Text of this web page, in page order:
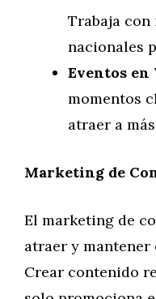
Trabaja
nacionales
Eventos en
momentos
atraer a
Marketing de
El marketing de
atraer y
Crear contenido